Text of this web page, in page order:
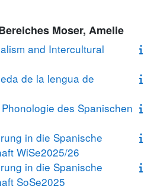
Moser, Amelie
and Intercultural
de la lengua de
des Spanischen
in die Spanische
WiSe2025/26
in die Spanische
SoSe2025